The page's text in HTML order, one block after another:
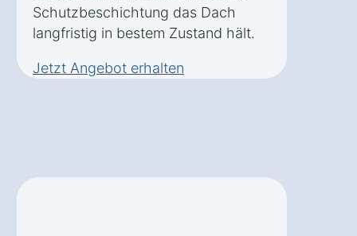
Schutzbeschichtung das Dach
langfristig in bestem Zustand hält.
Jetzt Angebot erhalten